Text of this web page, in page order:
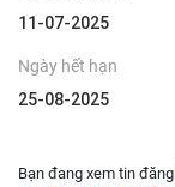
11-07-2025
Ngày hết hạn
25-08-2025
Bạn đang xem tin đăng